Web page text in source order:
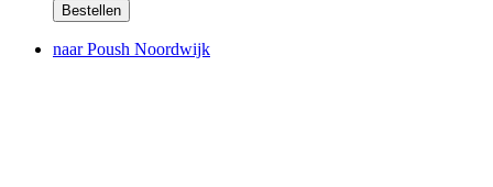
Bestellen
naar Poush Noordwijk